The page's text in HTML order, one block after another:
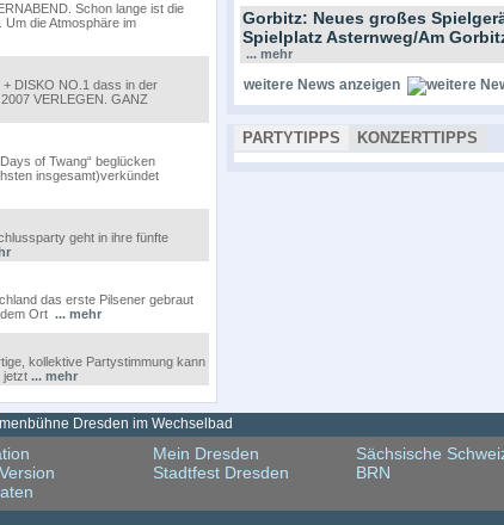
Schon lange ist die
die Atmosphäre im
DISKO NO.1 dass in der
VERLEGEN. GANZ
of Twang“ beglücken
insgesamt)verkündet
geht in ihre fünfte
das erste Pilsener gebraut
Ort ... mehr
kollektive Partystimmung kann
jetzt ... mehr
Gorbitz: Neues großes
Spielplatz Asternweg/Am
... mehr
weitere News anzeigen
PARTYTIPPS KONZERTTIPPS
Dresden im Wechselbad
Mein Dresden
Stadtfest Dresden
Sächsische
BRN